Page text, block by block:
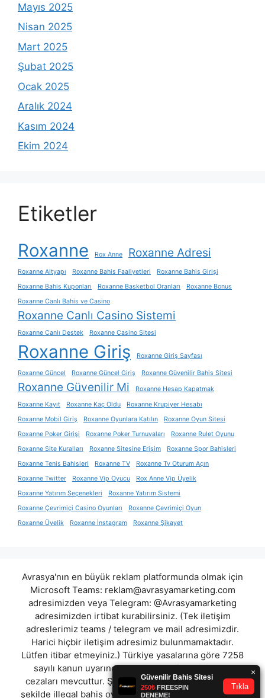
Mayıs 2025
Nisan 2025
Mart 2025
Şubat 2025
Ocak 2025
Aralık 2024
Kasım 2024
Ekim 2024
Etiketler
Roxanne Rox Anne Roxanne Adresi
Roxanne Altyapı Roxanne Bahis Faaliyetleri
Roxanne Bahis Girişi
Roxanne Bahis Kuponları
Roxanne Basketbol Oranları
Roxanne Bonus
Roxanne Canlı Bahis ve Casino
Roxanne Canlı Casino Sistemi
Roxanne Canlı Destek Roxanne Casino Sitesi
Roxanne Giriş Roxanne Giriş Sayfası
Roxanne Güncel Roxanne Güncel Giriş Roxanne Güvenilir Bahis Sitesi
Roxanne Güvenilir Mi
Roxanne Hesap Kapatmak
Roxanne Kayıt
Roxanne Kaç Oldu
Roxanne Krupiyer Hesabı
Roxanne Mobil Giriş
Roxanne Oyunlara Katılın
Roxanne Oyun Sitesi
Roxanne Poker Girişi
Roxanne Poker Turnuvaları
Roxanne Rulet Oyunu
Roxanne Site Kuralları
Roxanne Sitesine Erişim
Roxanne Spor Bahisleri
Roxanne Tenis Bahisleri
Roxanne TV
Roxanne Tv Oturum Açın
Roxanne Twitter
Roxanne Vip Oyucu
Rox Anne Vip Üyelik
Roxanne Yatırım Seçenekleri
Roxanne Yatırım Sistemi
Roxanne Çevrimiçi Casino Oyunları
Roxanne Çevrimiçi Oyun
Roxanne Üyelik
Roxanne İnstagram Roxanne Şikayet
Avrasya'nın en büyük reklam platformunda olmak için
Microsoft Teams: reklam@avrasyamarketing.com
adresimizden veya Telegram: @Avrasyamarketing
adresimizden irtibat kurabilirsiniz. (Tek iletişim
adreslerimiz teams / telegram ve mail adresimizdir.
Harici hiçbir iletişim adresimiz bulunmamaktadır.
Lütfen itibar etmeyiniz.) Türkiye yasalarına göre 7258
sayılı kanun uyarınca yasa dışı bahis oynamanın
cezaları mevcuttur. Şu an bulunduğunuz site hiç bir
şekilde illegal bahis oyunları oynatmıyor ve oynamaya